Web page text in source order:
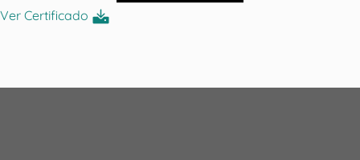
Ver Certificado